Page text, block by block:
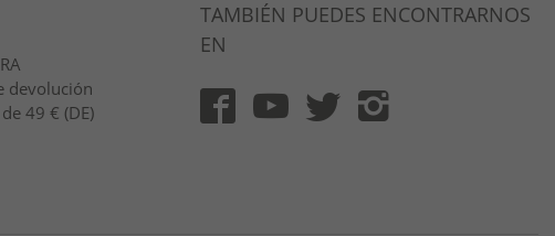
devolución
49 € (DE)
TAMBIÉN PUEDES ENCONTRARNOS
EN